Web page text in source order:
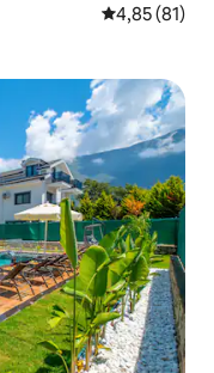
4,85 av 5 i
4,85 (81)